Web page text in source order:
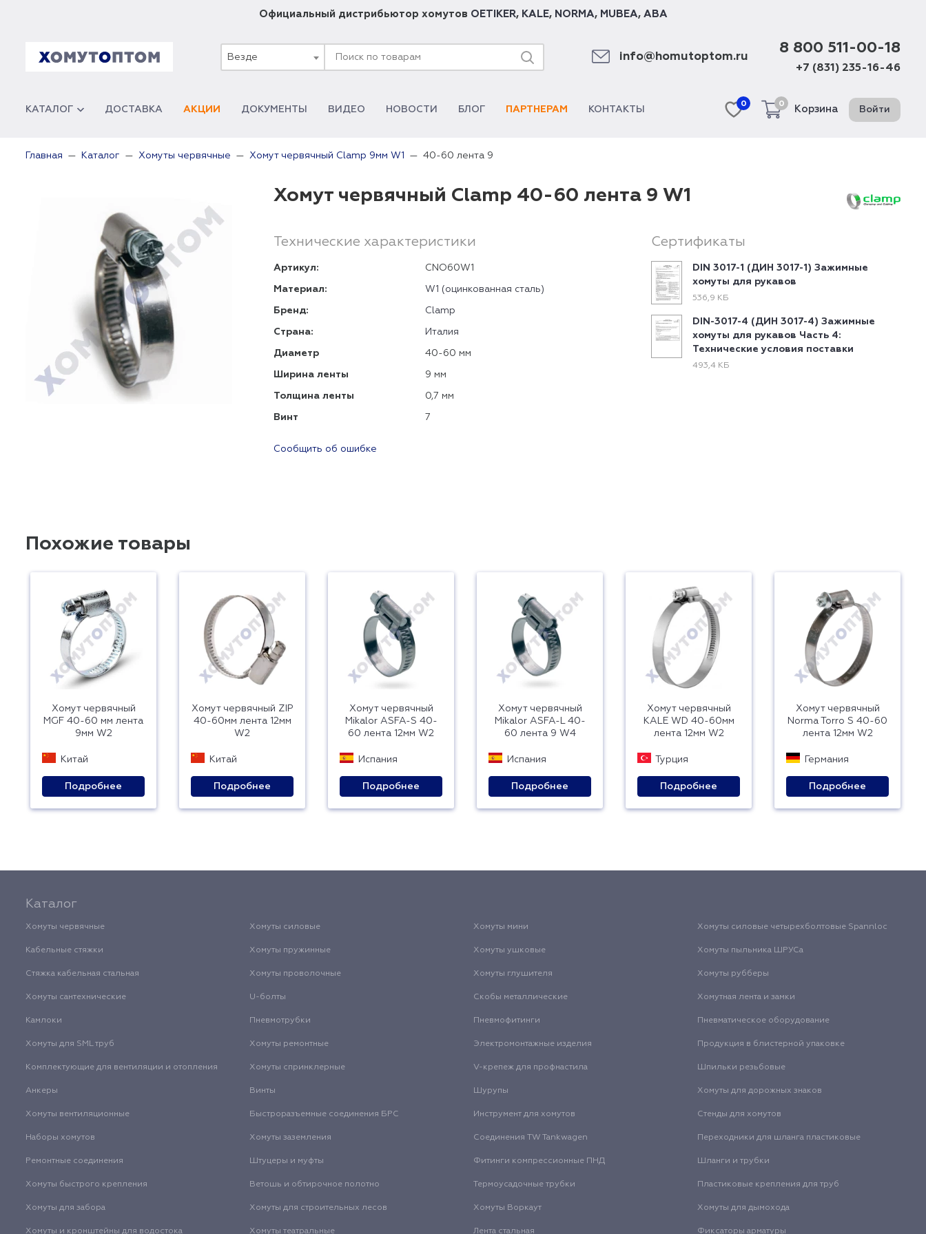
Официальный дистрибьютор хомутов OETIKER, KALE, NORMA, MUBEA, ABA
Везде info@homutoptom.ru
8 800 511-00-18
+7 (831) 235-16-46
КАТАЛОГ ДОСТАВКА АКЦИИ ДОКУМЕНТЫ ВИДЕО НОВОСТИ БЛОГ ПАРТНЕРАМ КОНТАКТЫ
0 0
Корзина Войти
Главная Каталог Хомуты червячные Хомут червячный Clamp 9мм W1 40-60 лента 9
Хомут червячный Clamp 40-60 лента 9 W1
Технические характеристики
Артикул: CNO60W1
Материал: W1 (оцинкованная сталь)
Бренд: Clamp
Страна: Италия
Диаметр 40-60 мм
Ширина ленты 9 мм
Толщина ленты 0,7 мм
Винт 7
Сообщить об ошибке
Сертификаты
DIN 3017-1 (ДИН 3017-1) Зажимные
хомуты для рукавов
536,9 КБ
DIN-3017-4 (ДИН 3017-4) Зажимные
хомуты для рукавов Часть 4:
Технические условия поставки
493,4 КБ
Похожие товары
Хомут червячный
MGF 40-60 мм лента
9мм W2
Китай
Подробнее
Хомут червячный ZIP
40-60мм лента 12мм
W2
Китай
Подробнее
Хомут червячный
Mikalor ASFA-S 40-
60 лента 12мм W2
Испания
Подробнее
Хомут червячный
Mikalor ASFA-L 40-
60 лента 9 W4
Испания
Подробнее
Хомут червячный
KALE WD 40-60мм
лента 12мм W2
Турция
Подробнее
Хомут червячный
Norma Torro S 40-60
лента 12мм W2
Германия
Подробнее
Каталог
Хомуты червячные Хомуты силовые Хомуты мини Хомуты силовые четырехболтовые Spannloc
Кабельные стяжки Хомуты пружинные Хомуты ушковые Хомуты пыльника ШРУСа
Стяжка кабельная стальная Хомуты проволочные Хомуты глушителя Хомуты рубберы
Хомуты сантехнические U-болты Скобы металлические Хомутная лента и замки
Камлоки Пневмотрубки Пневмофитинги Пневматическое оборудование
Хомуты для SML труб Хомуты ремонтные Электромонтажные изделия Продукция в блистерной упаковке
Комплектующие для вентиляции и отопления Хомуты спринклерные V-крепеж для профнастила Шпильки резьбовые
Анкеры Винты Шурупы Хомуты для дорожных знаков
Хомуты вентиляционные Быстроразъемные соединения БРС Инструмент для хомутов Стенды для хомутов
Наборы хомутов Хомуты заземления Соединения TW Tankwagen Переходники для шланга пластиковые
Ремонтные соединения Штуцеры и муфты Фитинги компрессионные ПНД Шланги и трубки
Хомуты быстрого крепления Ветошь и обтирочное полотно Термоусадочные трубки Пластиковые крепления для труб
Хомуты для забора Хомуты для строительных лесов Хомуты Воркаут Хомуты для дымохода
Хомуты и кронштейны для водостока Хомуты театральные Лента стальная Фиксаторы арматуры